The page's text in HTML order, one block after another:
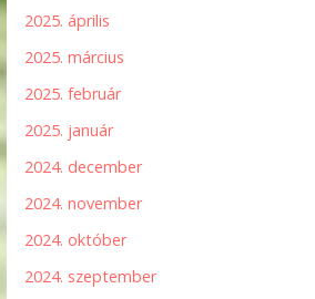
2025. április
2025. március
2025. február
2025. január
2024. december
2024. november
2024. október
2024. szeptember